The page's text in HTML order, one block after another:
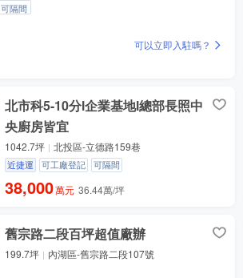
可隔間
可以立即入駐嗎？
周邊物流多嗎？
交易涉及哪些費用？
自帶了哪些配套設施？
北市科5-10分l企業基地l總部長照中
央廚房皆宜
1042.7坪 北投區-立德路159巷
近捷運 可工廠登記 可隔間
38,000萬元 36.44萬/坪
舊宗路二段百坪超值廠辦
199.7坪 內湖區-舊宗路二段107號